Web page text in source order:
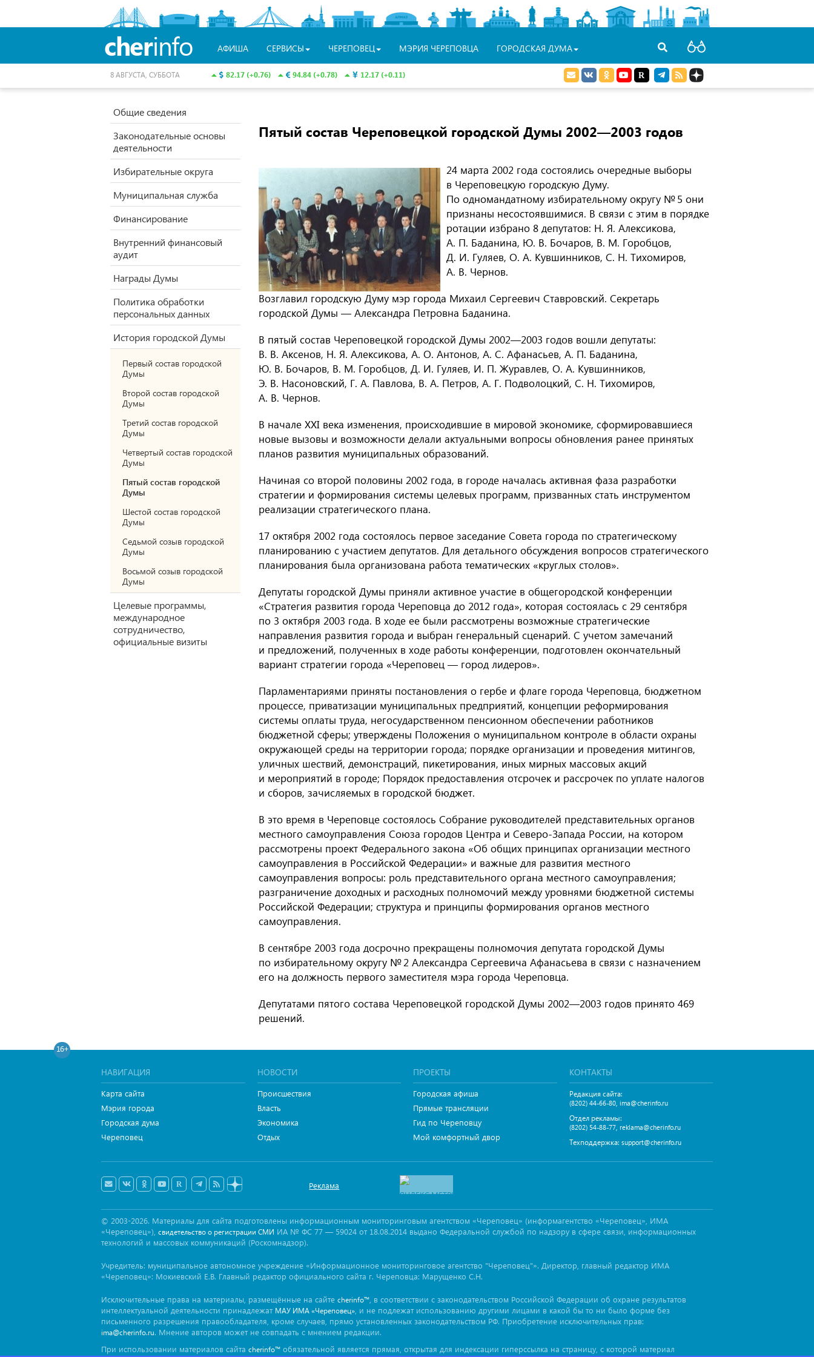
cherinfo АФИША СЕРВИСЫ ЧЕРЕПОВЕЦ МЭРИЯ ЧЕРЕПОВЦА ГОРОДСКАЯ ДУМА
82.17 (+0.76) 94.84 (+0.78) 12.17 (+0.11)
8 АВГУСТА, СУББОТА
Общие сведения
Законодательные основы
деятельности
Избирательные округа
Муниципальная служба
Финансирование
Внутренний финансовый
аудит
Награды Думы
Политика обработки
персональных данных
История городской Думы
Первый состав городской
Думы
Второй состав городской
Думы
Третий состав городской
Думы
Четвертый состав городской
Думы
Пятый состав городской
Думы
Шестой состав городской
Думы
Седьмой созыв городской
Думы
Восьмой созыв городской
Думы
Целевые программы,
международное
сотрудничество,
официальные визиты
Пятый состав Череповецкой городской Думы 2002—2003 годов
24 марта 2002 года состоялись очередные выборы
в Череповецкую городскую Думу.
По одномандатному избирательному округу № 5 они
признаны несостоявшимися. В связи с этим в порядке
ротации избрано 8 депутатов: Н. Я. Алексикова,
А. П. Баданина, Ю. В. Бочаров, В. М. Горобцов,
Д. И. Гуляев, О. А. Кувшинников, С. Н. Тихомиров,
А. В. Чернов.
Возглавил городскую Думу мэр города Михаил Сергеевич Ставровский. Секретарь
городской Думы — Александра Петровна Баданина.
В пятый состав Череповецкой городской Думы 2002—2003 годов вошли депутаты:
В. В. Аксенов, Н. Я. Алексикова, А. О. Антонов, А. С. Афанасьев, А. П. Баданина,
Ю. В. Бочаров, В. М. Горобцов, Д. И. Гуляев, И. П. Журавлев, О. А. Кувшинников,
Э. В. Насоновский, Г. А. Павлова, В. А. Петров, А. Г. Подволоцкий, С. Н. Тихомиров,
А. В. Чернов.
В начале XXI века изменения, происходившие в мировой экономике, сформировавшиеся
новые вызовы и возможности делали актуальными вопросы обновления ранее принятых
планов развития муниципальных образований.
Начиная со второй половины 2002 года, в городе началась активная фаза разработки
стратегии и формирования системы целевых программ, призванных стать инструментом
реализации стратегического плана.
17 октября 2002 года состоялось первое заседание Совета города по стратегическому
планированию с участием депутатов. Для детального обсуждения вопросов стратегического
планирования была организована работа тематических «круглых столов».
Депутаты городской Думы приняли активное участие в общегородской конференции
«Стратегия развития города Череповца до 2012 года», которая состоялась с 29 сентября
по 3 октября 2003 года. В ходе ее были рассмотрены возможные стратегические
направления развития города и выбран генеральный сценарий. С учетом замечаний
и предложений, полученных в ходе работы конференции, подготовлен окончательный
вариант стратегии города «Череповец — город лидеров».
Парламентариями приняты постановления о гербе и флаге города Череповца, бюджетном
процессе, приватизации муниципальных предприятий, концепции реформирования
системы оплаты труда, негосударственном пенсионном обеспечении работников
бюджетной сферы; утверждены Положения о муниципальном контроле в области охраны
окружающей среды на территории города; порядке организации и проведения митингов,
уличных шествий, демонстраций, пикетирования, иных мирных массовых акций
и мероприятий в городе; Порядок предоставления отсрочек и рассрочек по уплате налогов
и сборов, зачисляемых в городской бюджет.
В это время в Череповце состоялось Собрание руководителей представительных органов
местного самоуправления Союза городов Центра и Северо-Запада России, на котором
рассмотрены проект Федерального закона «Об общих принципах организации местного
самоуправления в Российской Федерации» и важные для развития местного
самоуправления вопросы: роль представительного органа местного самоуправления;
разграничение доходных и расходных полномочий между уровнями бюджетной системы
Российской Федерации; структура и принципы формирования органов местного
самоуправления.
В сентябре 2003 года досрочно прекращены полномочия депутата городской Думы
по избирательному округу № 2 Александра Сергеевича Афанасьева в связи с назначением
его на должность первого заместителя мэра города Череповца.
Депутатами пятого состава Череповецкой городской Думы 2002—2003 годов принято 469
решений.
16+
НАВИГАЦИЯ
Карта сайта
Мэрия города
Городская дума
Череповец
НОВОСТИ
Происшествия
Власть
Экономика
Отдых
ПРОЕКТЫ
Городская афиша
Прямые трансляции
Гид по Череповцу
Мой комфортный двор
КОНТАКТЫ
Редакция сайта:
(8202) 44-66-80, ima@cherinfo.ru
Отдел рекламы:
(8202) 54-88-77, reklama@cherinfo.ru
Техподдержка: support@cherinfo.ru
Реклама
© 2003-2026. Материалы для сайта подготовлены информационным мониторинговым агентством «Череповец» (информагентство «Череповец», ИМА
«Череповец»), свидетельство о регистрации СМИ ИА № ФС 77 — 59024 от 18.08.2014 выдано Федеральной службой по надзору в сфере связи, информационных
технологий и массовых коммуникаций (Роскомнадзор).
Учредитель: муниципальное автономное учреждение «Информационное мониторинговое агентство "Череповец"». Директор, главный редактор ИМА
«Череповец»: Мокиевский Е.В. Главный редактор официального сайта г. Череповца: Марущенко С.Н.
Исключительные права на материалы, размещённые на сайте cherinfo™ , в соответствии с законодательством Российской Федерации об охране результатов
интеллектуальной деятельности принадлежат МАУ ИМА «Череповец» , и не подлежат использованию другими лицами в какой бы то ни было форме без
письменного разрешения правообладателя, кроме случаев, прямо установленных законодательством РФ. Приобретение исключительных прав:
ima@cherinfo.ru. Мнение авторов может не совпадать с мнением редакции.
При использовании материалов сайта cherinfo™ обязательной является прямая, открытая для индексации гиперссылка на страницу, с которой материал